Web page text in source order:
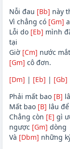
Nỗi đau [Bb] này
Vì chẳng có [Gm]
Lỗi do [Eb] mình
tại
Giờ [Cm] nước
[Gm] cô đơn.
[Dm] | [Eb] | [Gb]
Phải mất bao [B]
Mất bao [B] lâu
Chẳng còn [E] gì
ngược [Gm] dòng
Và [Dbm] những